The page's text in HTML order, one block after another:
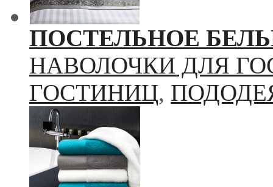
ПОСТЕЛЬНОЕ
НАВОЛОЧКИ ДЛЯ
ГОСТИНИЦ,